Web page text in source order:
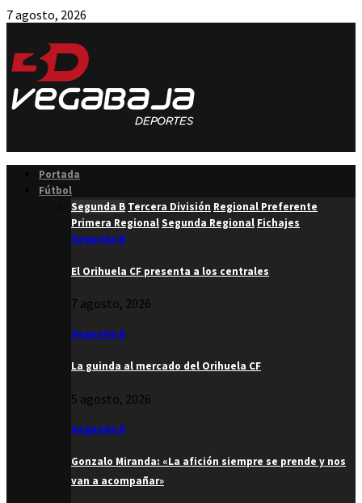
7 agosto, 2026
Portada
Fútbol
Segunda B Tercera División Regional Preferente
Primera RegionalSegunda Regional Fichajes
Segunda B
El Orihuela CF presenta a los centrales
7 agosto, 2026
Segunda B
La guinda al mercado del Orihuela CF
5 agosto, 2026
Segunda B
Gonzalo Miranda: «La afición siempre se prende y nos
van a acompañar»